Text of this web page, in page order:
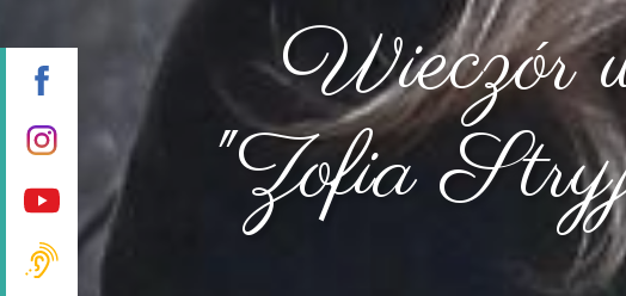
Wieczór
"Zofia